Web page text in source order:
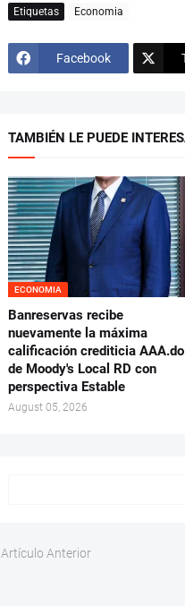
Etiquetas Economia
Facebook
TAMBIÉN LE PUEDE
ECONOMIA
Banreservas recibe
nuevamente la máxima
calificación crediticia AAA.do
de Moody's Local RD con
perspectiva Estable
August 05, 2026
Artículo Anterior